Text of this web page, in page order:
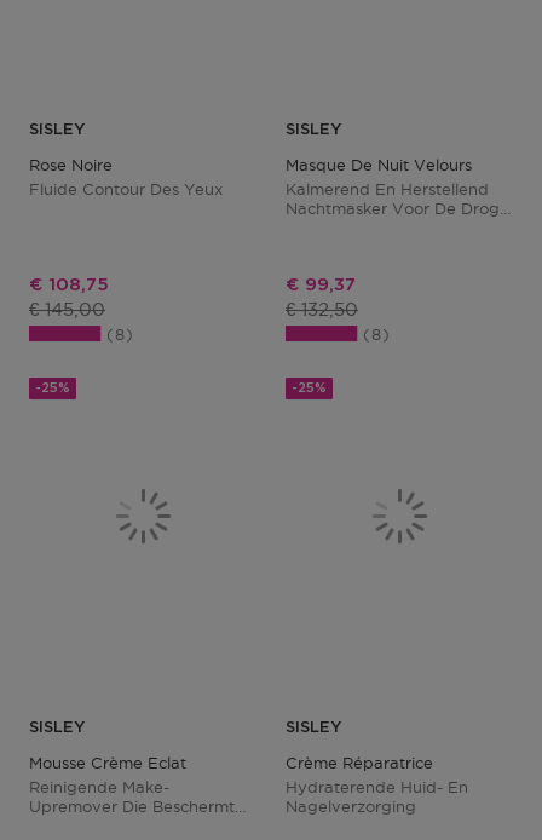
SISLEY
Rose Noire
Fluide Contour Des Yeux
Kortingsprijs
€ 108,75
Productprijs
€ 145,00
8
SISLEY
Masque De Nuit Velours
Kalmerend En Herstellend
Nachtmasker Voor De Droge
Kortingsprijs
€ 99,37
Productprijs
€ 132,50
8
-25%
SISLEY
Mousse Crème Eclat
Reinigende Make-
Upremover Die Beschermt
-25%
SISLEY
Crème Réparatrice
Hydraterende Huid- En
Nagelverzorging